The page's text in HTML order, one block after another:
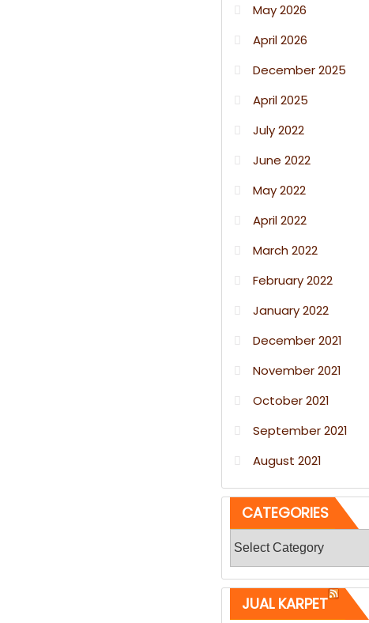
May 2026
April 2026
December 2025
April 2025
July 2022
June 2022
May 2022
April 2022
March 2022
February 2022
January 2022
December 2021
November 2021
October 2021
September 2021
August 2021
CATEGORIES
JUAL KARPET